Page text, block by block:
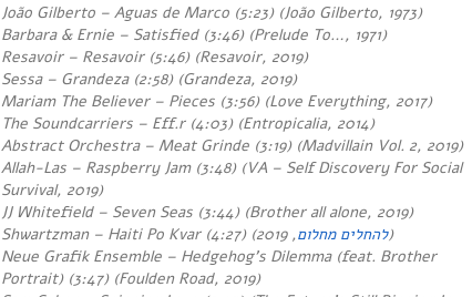
João Gilberto – Aguas de Marco (5:23) (João Gilberto, 1973)
Barbara & Ernie – Satisfied (3:46) (Prelude To…, 1971)
Resavoir – Resavoir (5:46) (Resavoir, 2019)
Sessa – Grandeza (2:58) (Grandeza, 2019)
Mariam The Believer – Pieces (3:56) (Love Everything, 2017)
The Soundcarriers – Eff.r (4:03) (Entropicalia, 2014)
Abstract Orchestra – Meat Grinde (3:19) (Madvillain Vol. 2, 2019)
Allah-Las – Raspberry Jam (3:48) (VA – Self Discovery For Social
Survival, 2019)
JJ Whitefield – Seven Seas (3:44) (Brother all alone, 2019)
Shwartzman – Haiti Po Kvar (4:27) (
להחלים מחלום, 2019)
Neue Grafik Ensemble – Hedgehog’s Dilemma (feat. Brother
Portrait) (3:47) (Foulden Road, 2019)